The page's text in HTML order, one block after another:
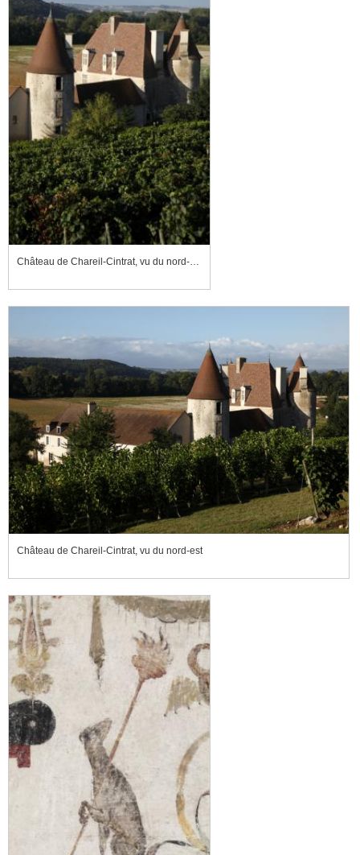
Château de Chareil-Cintrat, vu du nord-est
Château de Chareil-Cintrat, vu du nord-est